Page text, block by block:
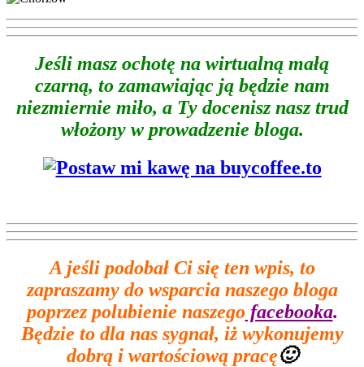
Jeśli masz ochotę na wirtualną małą
czarną, to zamawiając ją będzie nam
niezmiernie miło, a Ty docenisz nasz trud
włożony w prowadzenie bloga.
A jeśli podobał Ci się ten wpis, to
zapraszamy do wsparcia naszego bloga
poprzez polubienie naszegofacebooka.
Będzie to dla nas sygnał, iż wykonujemy
dobrą i wartościową pracę🙂